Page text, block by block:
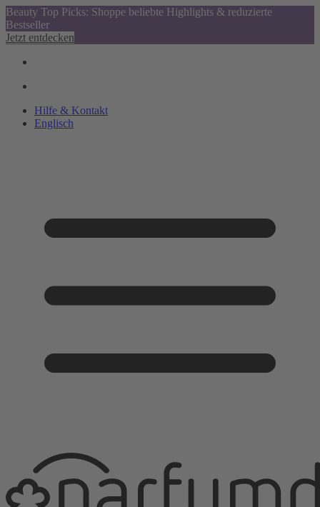
Beauty Top Picks: Shoppe beliebte Highlights & reduzierte
Bestseller
Jetzt entdecken
Hilfe & Kontakt
Englisch